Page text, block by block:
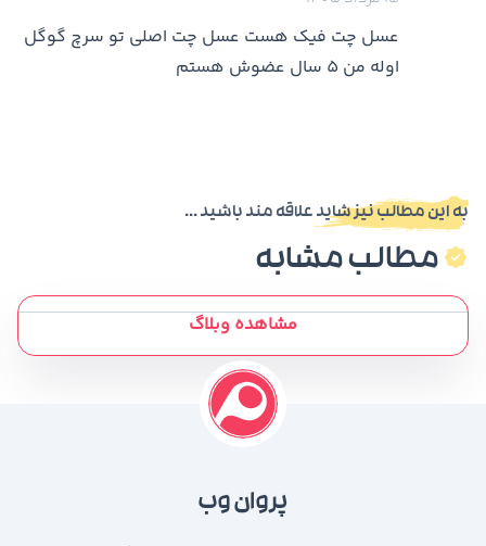
عسل چت فیک هست عسل چت اصلی تو سرچ گوگل
اوله من 5 سال عضوش هستم
به این مطالب نیز شاید علاقه مند باشید ...
مطالب مشابه
مشاهده وبلاگ
پروان وب